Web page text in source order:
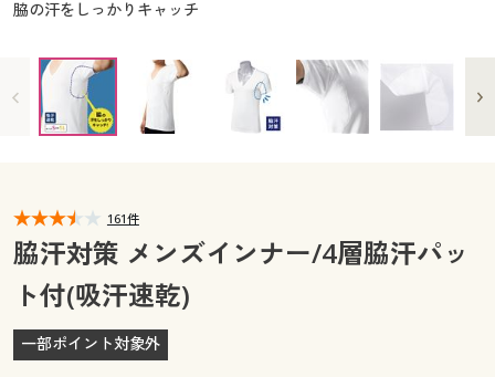
大きいサイズ 事務・制服
デジタルカタログ
カタログ無料プレゼント
マイページ
閲覧履歴
お気に入り
カタログ無料プレゼント
会員メニュー
閲覧履歴
お気に入り
サポート
脇の汗をしっかりキャッチ
161件
脇汗対策 メンズインナー/4層脇汗パッ
ト付(吸汗速乾)
一部ポイント対象外